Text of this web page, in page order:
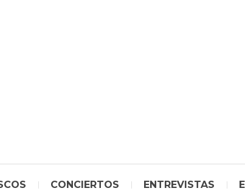
CONCIERTOS ENTREVISTAS